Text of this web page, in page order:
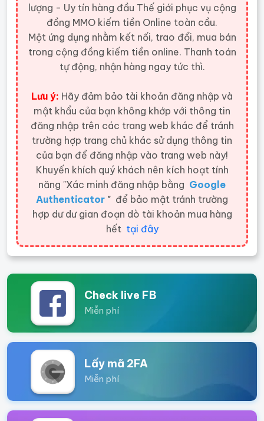
lượng - Uy tín hàng đầu Thế giới phục vụ cộng
đồng MMO kiếm tiền Online toàn cầu.
Một ứng dụng nhằm kết nối, trao đổi, mua bán
trong cộng đồng kiếm tiền online. Thanh toán
tự động, nhận hàng ngay tức thì.
Lưu ý: Hãy đảm bảo tài khoản đăng nhập và
mật khẩu của bạn không khớp với thông tin
đăng nhập trên các trang web khác để tránh
trường hợp trang chủ khác sử dụng thông tin
của bạn để đăng nhập vào trang web này!
Khuyến khích quý khách nên kích hoạt tính
năng "Xác minh đăng nhập bằng Google
Authenticator " để bảo mật tránh trường
hợp dư dư gian đoạn dò tài khoản mua hàng
hết tại đây
Check live FB
Miễn phí
Lấy mã 2FA
Miễn phí